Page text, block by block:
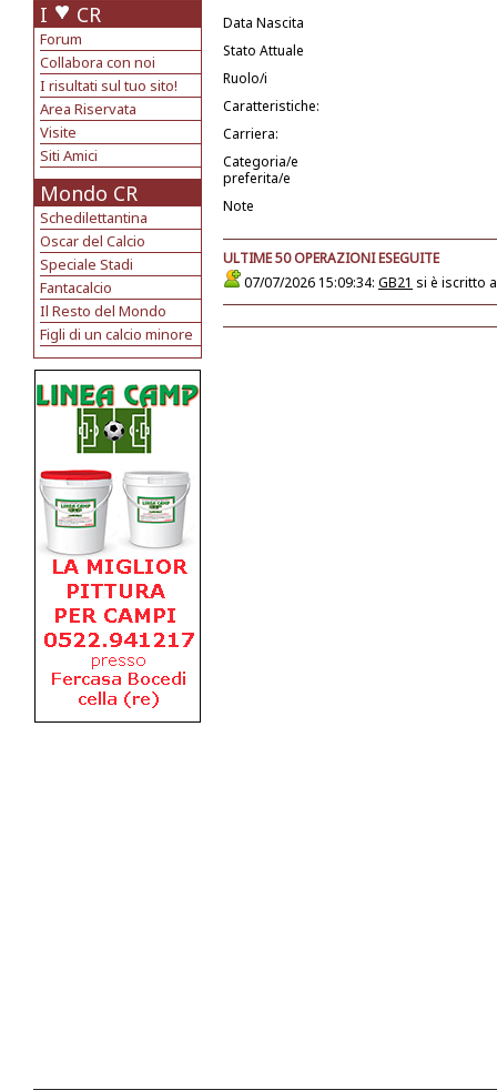
I CR
Forum
Collabora con noi
I risultati sul tuo sito!
Area Riservata
Visite
Siti Amici
Mondo CR
Schedilettantina
Oscar del Calcio
Speciale Stadi
Fantacalcio
Il Resto del Mondo
Figli di un calcio minore
Data Nascita
Stato Attuale
Ruolo/i
Caratteristiche:
Carriera:
Categoria/e
preferita/e
Note
ULTIME 50 OPERAZIONI ESEGUITE
07/07/2026 15:09:34: GB21 si è iscritto